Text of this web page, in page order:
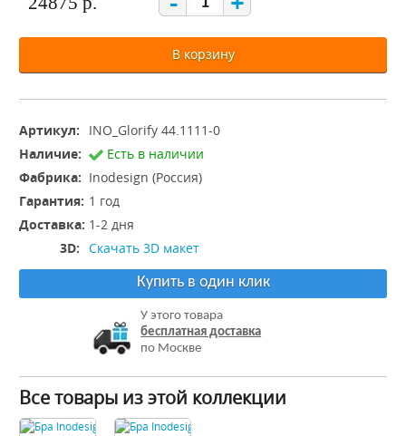
В корзину
Артикул:
INO_Glorify 44.1111-0
Наличие:
Есть в наличии
Фабрика: Inodesign (Россия)
Гарантия: 1 год
Доставка: 1-2 дня
3D: Скачать 3D макет
Купить в один клик
У этого товара
бесплатная доставка
по Москве
Все товары из этой коллекции